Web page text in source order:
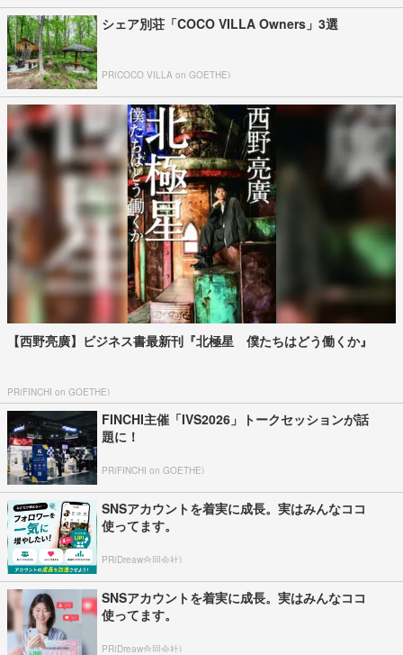
シェア別荘「COCO VILLA Owners」3選
PR(COCO VILLA on GOETHE)
【西野亮廣】ビジネス書最新刊『北極星 僕たちはどう働くか』
PR(FINCHI on GOETHE)
FINCHI主催「IVS2026」トークセッションが話
題に！
PR(FINCHI on GOETHE)
SNSアカウントを着実に成長。実はみんなココ
使ってます。
PR(Dreaw合同会社)
SNSアカウントを着実に成長。実はみんなココ
使ってます。
PR(Dreaw合同会社)